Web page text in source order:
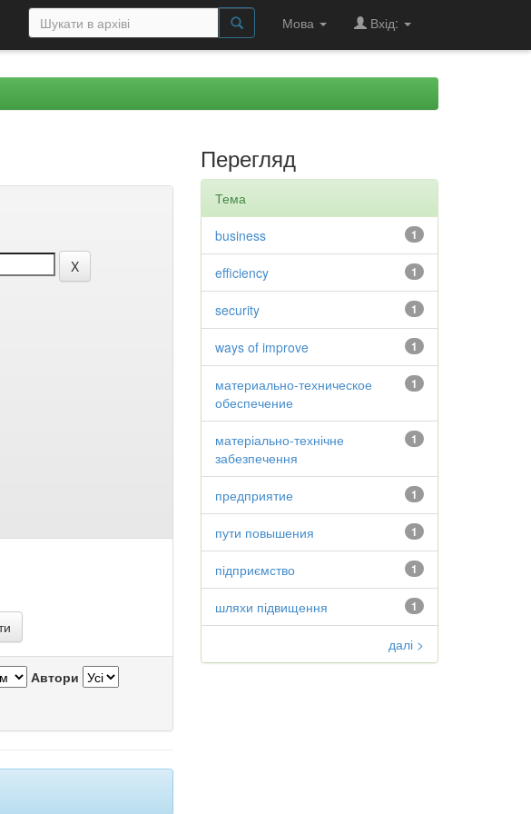
Мова Вхід:
Автори
Перегляд
Тема
1
business
1
efficiency
1
security
1
ways of improve
1
материально-техническое
обеспечение
1
матеріально-технічне
забезпечення
1
предприятие
1
пути повышения
1
підприємство
1
шляхи підвищення
далі >